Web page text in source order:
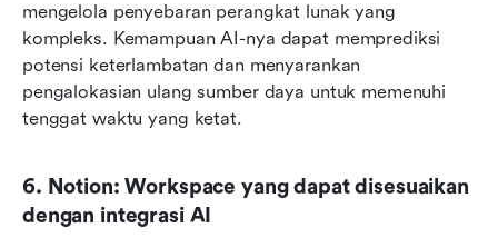
mengelola penyebaran perangkat lunak yang
kompleks. Kemampuan AI-nya dapat memprediksi
potensi keterlambatan dan menyarankan
pengalokasian ulang sumber daya untuk memenuhi
tenggat waktu yang ketat.
6. Notion: Workspace yang dapat disesuaikan
dengan integrasi AI